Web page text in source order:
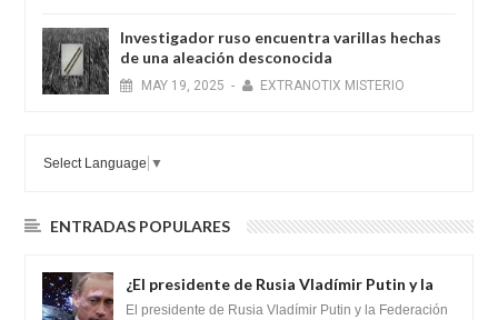
Investigador ruso encuentra varillas hechas
de una aleación desconocida
MAY 19, 2025 - EXTRANOTIX MISTERIO
Select Language ▼
ENTRADAS POPULARES
¿El presidente de Rusia Vladímir Putin y la
Federación Galactica han firmado un
El presidente de Rusia Vladímir Putin y la Federación